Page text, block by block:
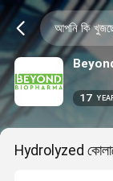
17
Hydrolyzed